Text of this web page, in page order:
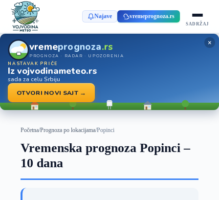
Najave vremeprognoza.rs
SADRŽAJ
vremeprognoza.rs
PROGNOZA · RADAR · UPOZORENJA
NASTAVAK PRIČE
Iz vojvodinameteo.rs
sada za celu Srbiju
OTVORI NOVI SAJT →
×
Početna/Prognoza po lokacijama/Popinci
Vremenska prognoza Popinci –
10 dana